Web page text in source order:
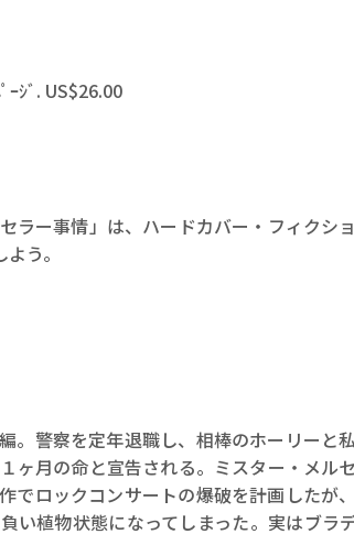
ｼﾞ. US$26.00
ー事情」は、ハードカバー・フィクシ
う。
。警察を定年退職し、相棒のホーリーと
ヶ月の命と宣告される。ミスター・メル
でロックコンサートの爆破を計画したが
い植物状態になってしまった。実はブラ
ロボット
著／